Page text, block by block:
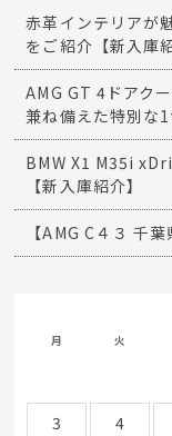
赤革インテリアが
をご紹介【新入庫紹
AMG GT 4ドアク
兼ね備えた特別な1
BMW X1 M35i
【新入庫紹介】
【AMG C４３ 千
月 火
3
4